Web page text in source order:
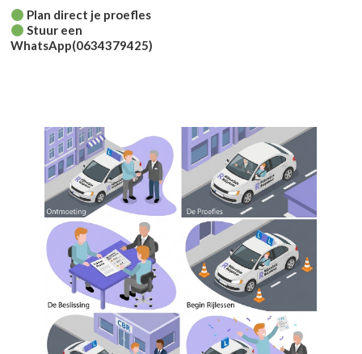
Plan direct je proefles
Stuur een
WhatsApp(0634379425)